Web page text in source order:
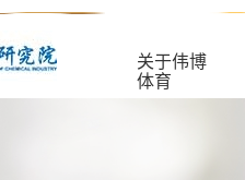
关于伟博
体育